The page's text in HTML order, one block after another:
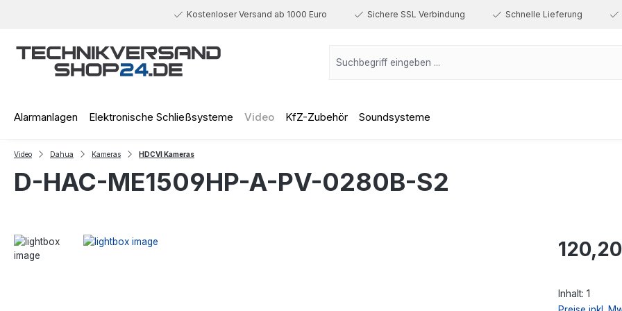
Kostenloser Versand ab 1000 Euro Sichere SSL Verbindung Schnelle Lieferung
Alarmanlagen Elektronische Schließsysteme Video KfZ-Zubehör Soundsysteme
Video Dahua Kameras HDCVI Kameras
D-HAC-ME1509HP-A-PV-0280B-S2
Regulärer Preis:
Inhalt: 1